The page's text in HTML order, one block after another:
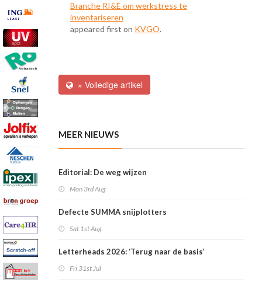
Branche RI&E om werkstress te
inventariseren
appeared first on KVGO.
» Volledige artikel
MEER NIEUWS
Editorial: De weg wijzen
Mon 3rd Aug
Defecte SUMMA snijplotters
Sat 1st Aug
Letterheads 2026: ‘Terug naar de basis’
Fri 31st Jul